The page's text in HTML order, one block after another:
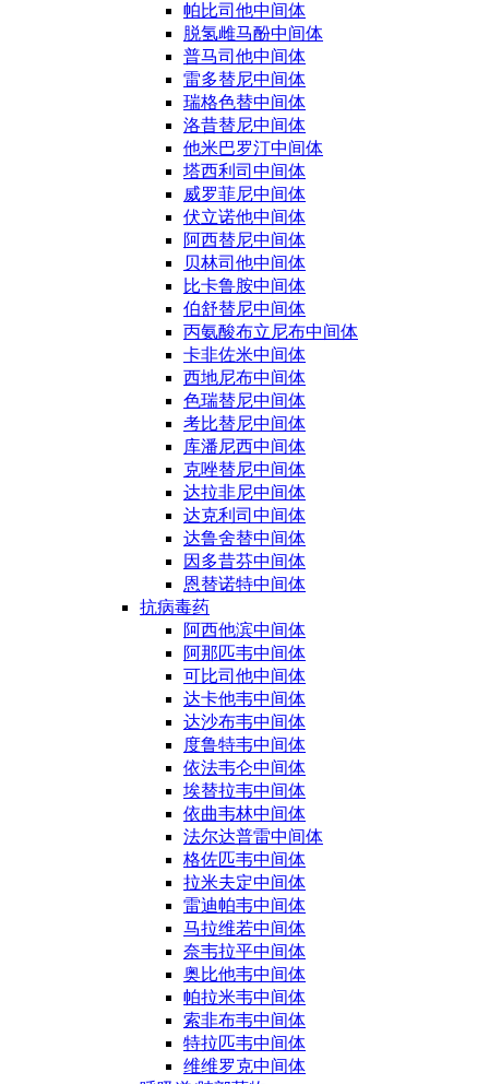
帕比司他中间体
脱氢雌马酚中间体
普马司他中间体
雷多替尼中间体
瑞格色替中间体
洛昔替尼中间体
他米巴罗汀中间体
塔西利司中间体
威罗菲尼中间体
伏立诺他中间体
阿西替尼中间体
贝林司他中间体
比卡鲁胺中间体
伯舒替尼中间体
丙氨酸布立尼布中间体
卡非佐米中间体
西地尼布中间体
色瑞替尼中间体
考比替尼中间体
库潘尼西中间体
克唑替尼中间体
达拉非尼中间体
达克利司中间体
达鲁舍替中间体
因多昔芬中间体
恩替诺特中间体
抗病毒药
阿西他滨中间体
阿那匹韦中间体
可比司他中间体
达卡他韦中间体
达沙布韦中间体
度鲁特韦中间体
依法韦仑中间体
埃替拉韦中间体
依曲韦林中间体
法尔达普雷中间体
格佐匹韦中间体
拉米夫定中间体
雷迪帕韦中间体
马拉维若中间体
奈韦拉平中间体
奥比他韦中间体
帕拉米韦中间体
索非布韦中间体
特拉匹韦中间体
维维罗克中间体